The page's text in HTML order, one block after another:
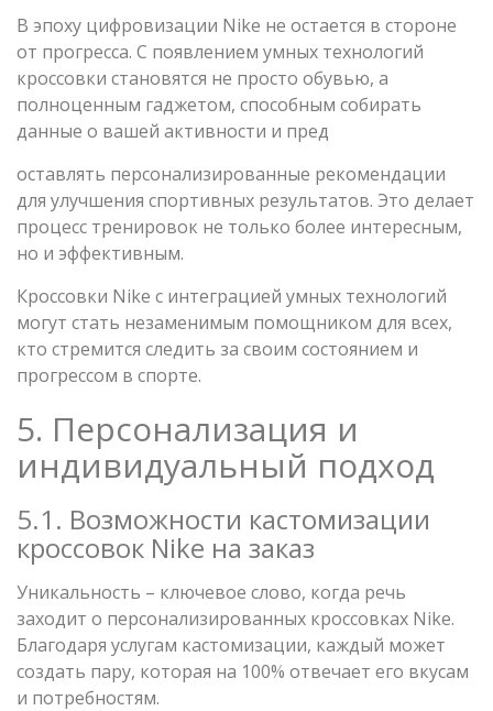
В эпоху цифровизации Nike не остается в стороне
от прогресса. С появлением умных технологий
кроссовки становятся не просто обувью, а
полноценным гаджетом, способным собирать
данные о вашей активности и пред
оставлять персонализированные рекомендации
для улучшения спортивных результатов. Это делает
процесс тренировок не только более интересным,
но и эффективным.
Кроссовки Nike с интеграцией умных технологий
могут стать незаменимым помощником для всех,
кто стремится следить за своим состоянием и
прогрессом в спорте.
5. Персонализация и
индивидуальный подход
5.1. Возможности кастомизации
кроссовок Nike на заказ
Уникальность – ключевое слово, когда речь
заходит о персонализированных кроссовках Nike.
Благодаря услугам кастомизации, каждый может
создать пару, которая на 100% отвечает его вкусам
и потребностям.